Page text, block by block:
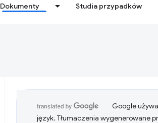
Dokumenty Studia przypadków
Google
język. Tłumaczenia wygenerowane